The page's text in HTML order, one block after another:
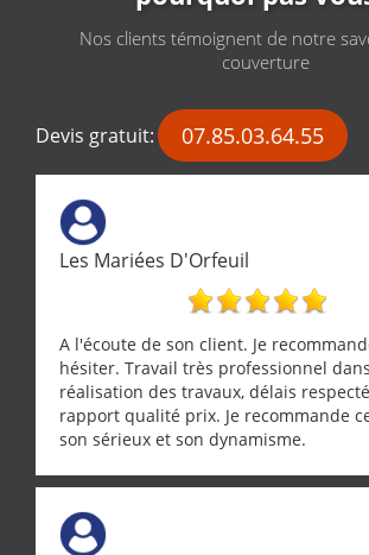
Nos clients témoignent de notre
couverture
Devis gratuit: 07.85.03.64.55
Les Mariées D'Orfeuil
A l'écoute de son client. Je
hésiter. Travail très professionnel
réalisation des travaux, délais
rapport qualité prix. Je recommande
son sérieux et son dynamisme.